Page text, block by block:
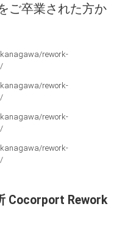
ご卒業された方か
rework-
rework-
rework-
rework-
Cocorport Rework